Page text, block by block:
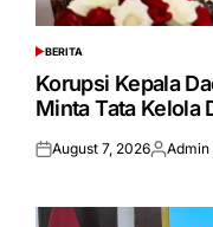
POSTED
IN
BERITA
Korupsi Kepala
Minta Tata Kelola
Posted
August 7, 2026Posted
Admin